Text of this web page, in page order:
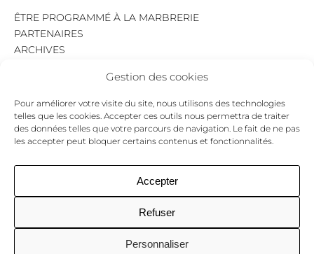
Gestion des cookies
Pour améliorer votre visite du site, nous utilisons des technologies
telles que les cookies. Accepter ces outils nous permettra de traiter
des données telles que votre parcours de navigation. Le fait de ne pas
les accepter peut bloquer certains contenus et fonctionnalités.
Accepter
Refuser
Personnaliser
ÊTRE PROGRAMMÉ À LA MARBRERIE
PARTENAIRES
ARCHIVES
MENTIONS LÉGALES
POLITIQUE DE CONFIDENTIALITÉ
COOKIES
NEWSLETTER
pour ne jamais passer à côté d’un événement.